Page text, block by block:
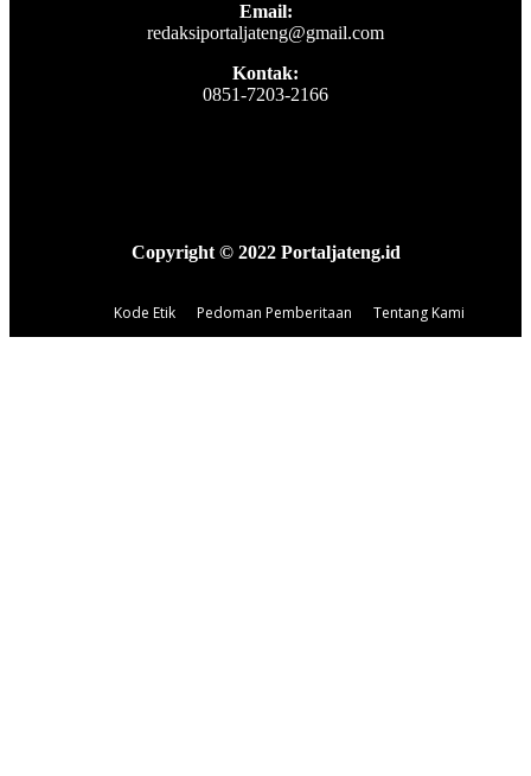
Email:
redaksiportaljateng@gmail.com
Kontak:
0851-7203-2166
Copyright © 2022 Portaljateng.id
Kode Etik Pedoman Pemberitaan Tentang Kami